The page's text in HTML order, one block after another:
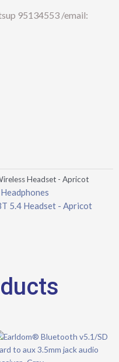
95134553 /email:
Headset - Apricot
5.4 Headset - Apricot